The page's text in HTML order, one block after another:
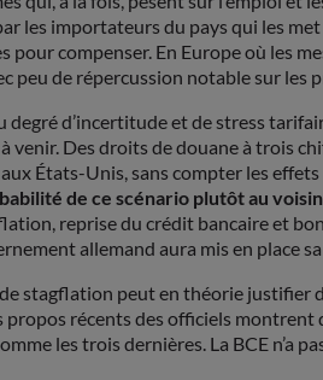
importateurs du pays qui les met
compenser. En Europe où les
peu de répercussion notable sur les
d’incertitude et de stress
venir. Des droits de douane à trois
États-Unis, sans compter les
de ce scénario plutôt au
reprise du crédit bancaire et
allemand aura mis en place
stagflation peut en théorie justifier
récents des officiels montrent
les trois dernières. La BCE n’a